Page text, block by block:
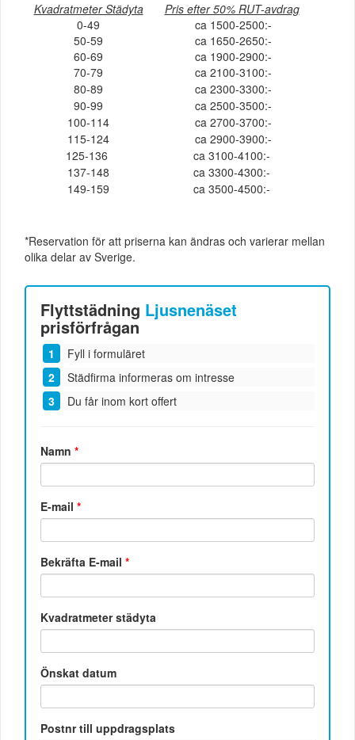
Kvadratmeter Städyta
Pris efter 50% RUT-avdrag
0-49
ca 1500-2500:-
50-59
ca 1650-2650:-
60-69
ca 1900-2900:-
70-79
ca 2100-3100:-
80-89
ca 2300-3300:-
90-99
ca 2500-3500:-
100-114
ca 2700-3700:-
115-124
ca 2900-3900:-
125-136
ca 3100-4100:-
137-148
ca 3300-4300:-
149-159
ca 3500-4500:-
*Reservation för att priserna kan ändras och varierar mellan
olika delar av Sverige.
Flyttstädning Ljusnenäset
prisförfrågan
Fyll i formuläret
Städfirma informeras om intresse
Du får inom kort offert
Namn*
E-mail*
Bekräfta E-mail*
Kvadratmeter städyta
Önskat datum
Postnr till uppdragsplats